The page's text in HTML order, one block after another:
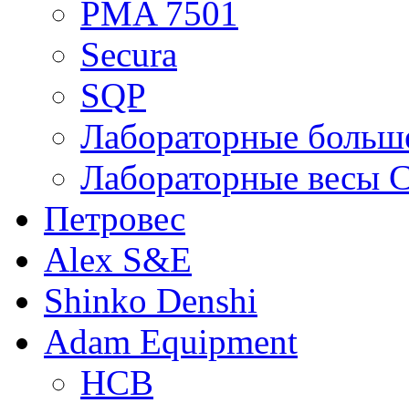
PMA 7501
Secura
SQP
Лабораторные
Лабораторные весы
Петровес
Alex S&E
Shinko Denshi
Adam Equipment
HCB